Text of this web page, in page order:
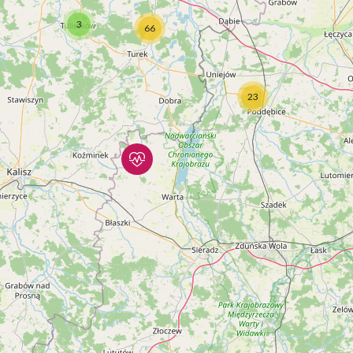
3 66
23